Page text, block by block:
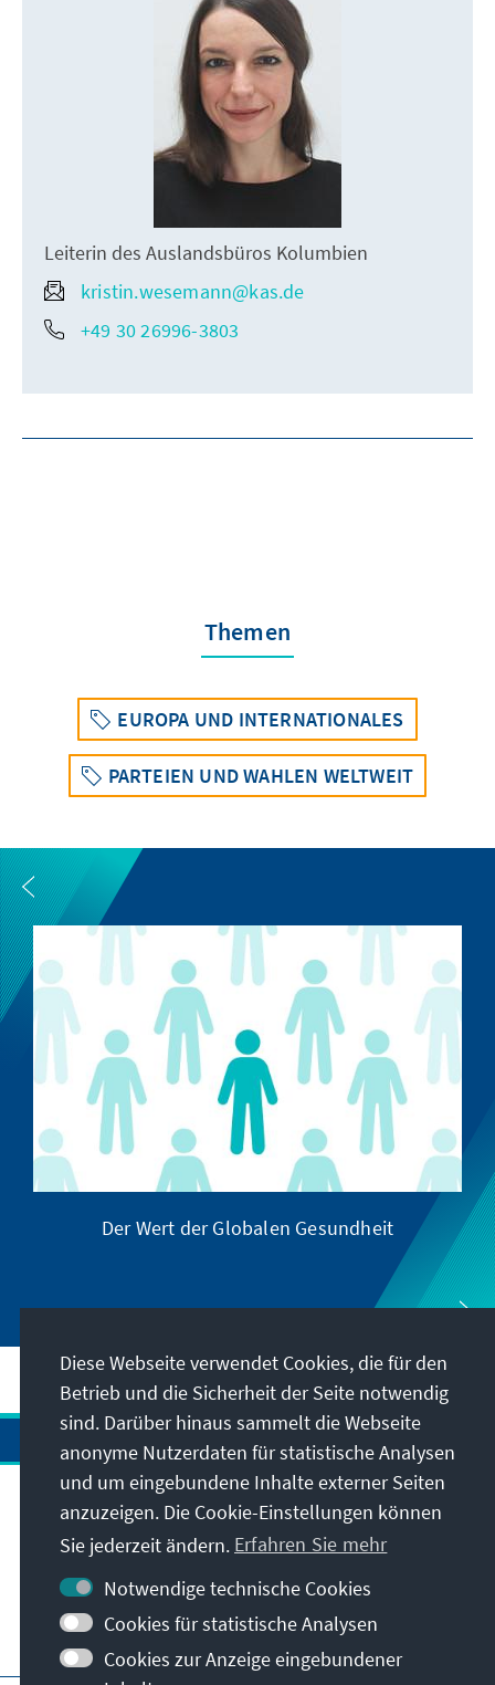
Leiterin des Auslandsbüros Kolumbien
kristin.wesemann@kas.de
+49 30 26996-3803
Themen
EUROPA UND INTERNATIONALES
PARTEIEN UND WAHLEN WELTWEIT
Der Wert der Globalen Gesundheit
Anschrift
Kontakt
Besuchen Sie auch
Diese Webseite verwendet Cookies, die für den
Betrieb und die Sicherheit der Seite notwendig
sind. Darüber hinaus sammelt die Webseite
anonyme Nutzerdaten für statistische Analysen
und um eingebundene Inhalte externer Seiten
anzuzeigen. Die Cookie-Einstellungen können
Sie jederzeit ändern. Erfahren Sie mehr
Notwendige technische Cookies
Cookies für statistische Analysen
Cookies zur Anzeige eingebundener